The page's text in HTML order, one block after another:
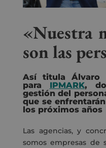
«Nuestra
son las
Así titula Álvaro
para IPMARK,
gestión del
que se
los próximos años
Las agencias, y
somos empresas de